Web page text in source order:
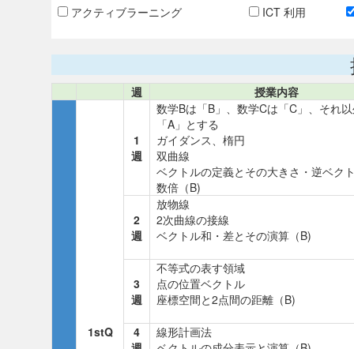
アクティブラーニング ICT 利用
週 授業内容
1stQ
1
週
数学Bは「B」、数学Cは「C」、それ
「A」とする
ガイダンス、楕円
双曲線
ベクトルの定義とその大きさ・逆ベク
数倍（B)
2
週
放物線
2次曲線の接線
ベクトル和・差とその演算（B)
3
週
不等式の表す領域
点の位置ベクトル
座標空間と2点間の距離（B)
4
線形計画法